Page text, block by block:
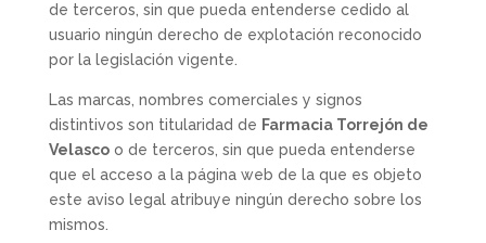
de terceros, sin que pueda entenderse cedido al
usuario ningún derecho de explotación reconocido
por la legislación vigente.
Las marcas, nombres comerciales y signos
distintivos son titularidad de Farmacia Torrejón de
Velascoo de terceros, sin que pueda entenderse
que el acceso a la página web de la que es objeto
este aviso legal atribuye ningún derecho sobre los
mismos.